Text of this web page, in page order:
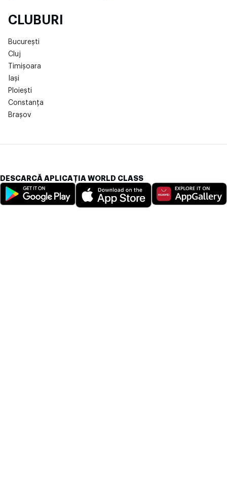
CLUBURI
București
Cluj
Timișoara
Iași
Ploiești
Constanța
Brașov
DESCARCĂ APLICAȚIA WORLD CLASS